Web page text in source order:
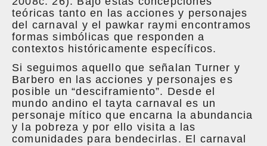
teóricas tanto en las acciones y personajes
del carnaval y el pawkar raymi encontramos
formas simbólicas que responden a
contextos históricamente específicos.
Si seguimos aquello que señalan Turner y
Barbero en las acciones y personajes es
posible un “desciframiento”. Desde el
mundo andino el tayta carnaval es un
personaje mítico que encarna la abundancia
y la pobreza y por ello visita a las
comunidades para bendecirlas. El carnaval